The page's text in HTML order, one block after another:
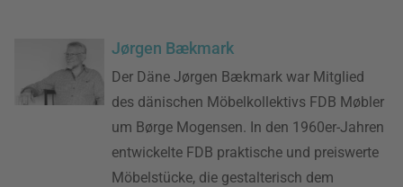
Jørgen Bækmark
Der Däne Jørgen Bækmark war Mitglied
des dänischen Möbelkollektivs FDB Møbler
um Børge Mogensen. In den 1960er-Jahren
entwickelte FDB praktische und preiswerte
Möbelstücke, die gestalterisch dem